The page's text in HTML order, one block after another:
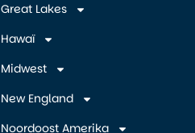
Great Lakes
Hawaï
Midwest
New England
Noordoost Amerika